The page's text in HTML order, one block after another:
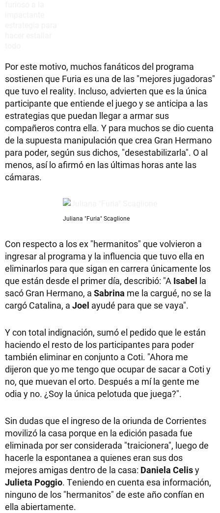
Por este motivo, muchos fanáticos del programa
sostienen que Furia es una de las "mejores jugadoras"
que tuvo el reality. Incluso, advierten que es la única
participante que entiende el juego y se anticipa a las
estrategias que puedan llegar a armar sus
compañeros contra ella. Y para muchos se dio cuenta
de la supuesta manipulación que crea Gran Hermano
para poder, según sus dichos, "desestabilizarla". O al
menos, así lo afirmó en las últimas horas ante las
cámaras.
Juliana "Furia" Scaglione
Con respecto a los ex "hermanitos" que volvieron a
ingresar al programa y la influencia que tuvo ella en
eliminarlos para que sigan en carrera únicamente los
que están desde el primer día, describió: "A Isabel la
sacó Gran Hermano, a Sabrina me la cargué, no se la
cargó Catalina, a Joel ayudé para que se vaya".
Y con total indignación, sumó el pedido que le están
haciendo el resto de los participantes para poder
también eliminar en conjunto a Coti. "Ahora me
dijeron que yo me tengo que ocupar de sacar a Coti y
no, que muevan el orto. Después a mí la gente me
odia y no. ¿Soy la única pelotuda que juega?".
Sin dudas que el ingreso de la oriunda de Corrientes
movilizó la casa porque en la edición pasada fue
eliminada por ser considerada "traicionera", luego de
hacerle la espontanea a quienes eran sus dos
mejores amigas dentro de la casa: Daniela Celisy
Julieta Poggio. Teniendo en cuenta esa información,
ninguno de los "hermanitos" de este año confían en
ella abiertamente.